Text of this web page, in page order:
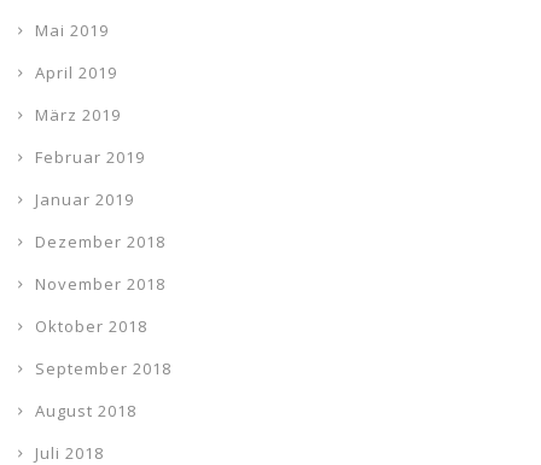
Mai 2019
April 2019
März 2019
Februar 2019
Januar 2019
Dezember 2018
November 2018
Oktober 2018
September 2018
August 2018
Juli 2018